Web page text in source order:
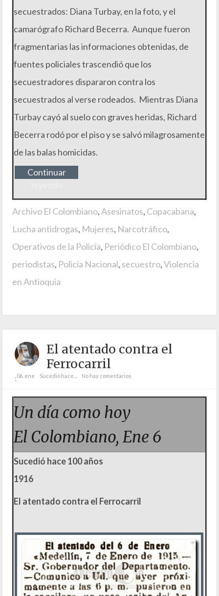
secuestrados: Diana Turbay, en la foto, y el
camarógrafo Richard Becerra. Aunque fueron
fragmentarias las informaciones obtenidas, de
fuentes policiales trascendió que los
secuestradores dispararon contra los
secuestrados al verse rodeados. Mientras Diana
Turbay cayó al suelo con graves heridas, Richard
Becerra rodó por el piso y se salvó milagrosamente
de las balas homicidas.
Continuar
Archivo El Colombiano,Asesinatos, Copacabana,
Lucha antidrogas, Mujeres, Narcotráfico,
Operativos de la Policía, Periódico El Colombiano,
periodistas, Policía Nacional, secuestro,Violencia
en Antioquia
El atentado contra el
Ferrocarril
;06. ene Sucedió hace... No hay comentarios
Un día como hoy
El Colombiano, Ene 6
Sucedió hace 100 años
1916
El atentado contra el Ferrocarril